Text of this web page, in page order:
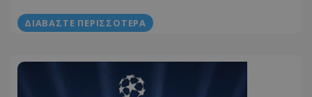
ΔΙΑΒΆΣΤΕ ΠΕΡΙΣΣΌΤΕΡΑ